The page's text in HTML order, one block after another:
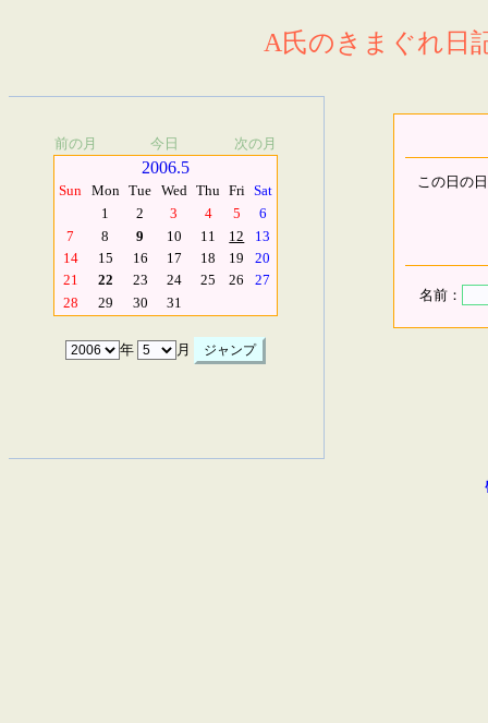
A氏のきまぐれ日
前の月 今日 次の月
2006.5
Sun Mon Tue Wed Thu Fri Sat
1
2 3 4 5
6
7
8 9 10 11 12
13
14
15 16 17 18 19
20
21
22 23 24 25 26
27
28
29 30 31
年 月
この日の
名前：